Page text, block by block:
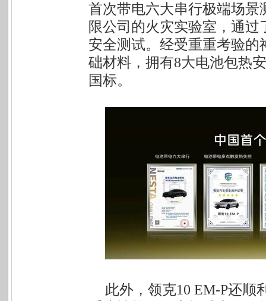
首次带电六大串行极端场
限公司的火灾实验室，通
安全测试。经受重重考验
础材料，拥有8大电池包热
国标。
此外，领克10 EM-P还顺